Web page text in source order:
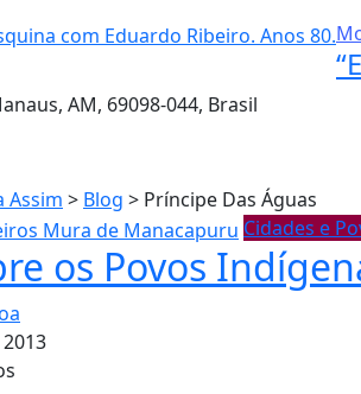
AM, 69098-044, Brasil
Assim > Blog > Príncipe Das Águas
Cidades e
os Povos